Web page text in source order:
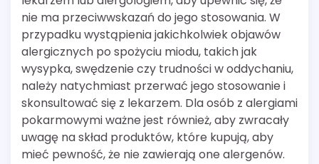
nie ma przeciwwskazań do jego stosowania. W
przypadku wystąpienia jakichkolwiek objawów
alergicznych po spożyciu miodu, takich jak
wysypka, swędzenie czy trudności w oddychaniu,
należy natychmiast przerwać jego stosowanie i
skonsultować się z lekarzem. Dla osób z alergiami
pokarmowymi ważne jest również, aby zwracały
uwagę na skład produktów, które kupują, aby
mieć pewność, że nie zawierają one alergenów.